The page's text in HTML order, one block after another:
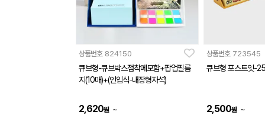
상품번호 824150
큐브형-큐브박스점착메모함+팝업필름
지(10매)+(인입식-내장형자석)
2,620원 ~
상품번호 723545
큐브형 포스트잇-
2,500원 ~